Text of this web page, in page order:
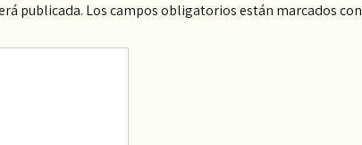
publicada. Los campos obligatorios están marcados con